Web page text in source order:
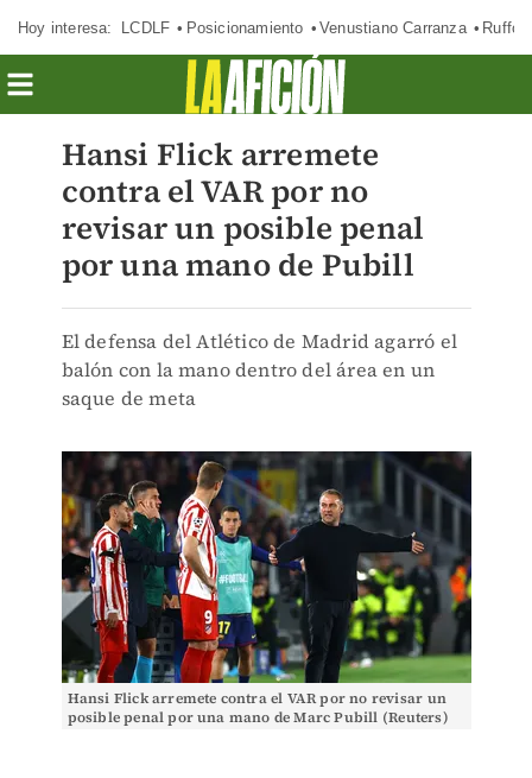
Hoy interesa: LCDLF Posicionamiento Venustiano Carranza Ruffo
Hansi Flick arremete
contra el VAR por no
revisar un posible penal
por una mano de Pubill
El defensa del Atlético de Madrid agarró el
balón con la mano dentro del área en un
saque de meta
Hansi Flick arremete contra el VAR por no revisar un
posible penal por una mano de Marc Pubill (Reuters)